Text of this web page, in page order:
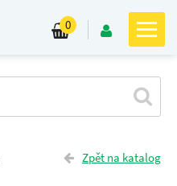
0
Zpět na katalog